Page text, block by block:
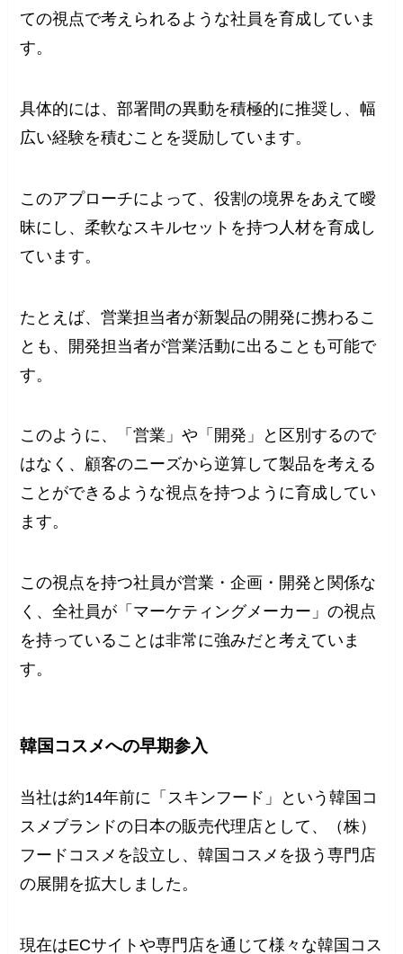
ての視点で考えられるような社員を育成していま
す。
具体的には、部署間の異動を積極的に推奨し、幅
広い経験を積むことを奨励しています。
このアプローチによって、役割の境界をあえて曖
昧にし、柔軟なスキルセットを持つ人材を育成し
ています。
たとえば、営業担当者が新製品の開発に携わるこ
とも、開発担当者が営業活動に出ることも可能で
す。
このように、「営業」や「開発」と区別するので
はなく、顧客のニーズから逆算して製品を考える
ことができるような視点を持つように育成してい
ます。
この視点を持つ社員が営業・企画・開発と関係な
く、全社員が「マーケティングメーカー」の視点
を持っていることは非常に強みだと考えていま
す。
韓国コスメへの早期参入
当社は約14年前に「スキンフード」という韓国コ
スメブランドの日本の販売代理店として、（株）
フードコスメを設立し、韓国コスメを扱う専門店
の展開を拡大しました。
現在はECサイトや専門店を通じて様々な韓国コス